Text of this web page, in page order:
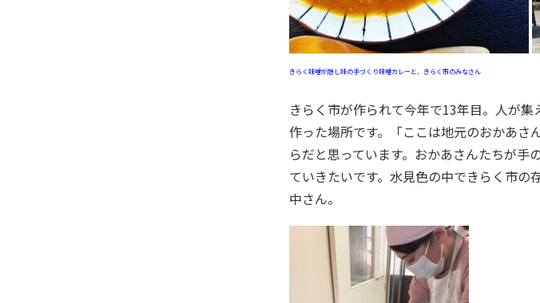
きらく味噌が隠し味の手づくり味噌カレーと、きらく市のみなさん
きらく市が作られて今年で13年目。人が集えるようなお店があったらいいねという地域住民の意見を受けて、地元の人たちが
作った場所です。「ここは地元のおかあ
らだと思っています。おかあさんたちが
ていきたいです。水見色の中できらく市
中さん。